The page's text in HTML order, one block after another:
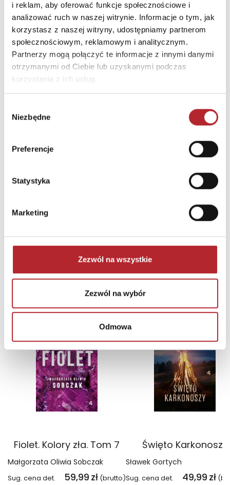
i reklam, aby oferować funkcje społecznościowe i
analizować ruch w naszej witrynie. Informacje o tym, jak
korzystasz z naszej witryny, udostępniamy partnerom
społecznościowym, reklamowym i analitycznym.
Partnerzy mogą połączyć te informacje z innymi danymi
otrzymanymi od Ciebie lub uzyskanymi podczas
korzystania z ich usług.
zgody
Niezbędne
Preferencje
Statystyka
Marketing
Zezwól na wszystkie
Zezwól na wybór
Odmowa
INNI KLIENCI KUPOWALI
Bright Junior Media
NAJCZĘŚCIEJ KUPOWANE
TOP 100
Fiolet. Kolory zła. Tom 7
Małgorzata Oliwia Sobczak
Sug. cena det. 59,99 zł (brutto)
TOP 100
Święto Karkonoszy
Sławek Gortych
Sug. cena det. 49,99 zł